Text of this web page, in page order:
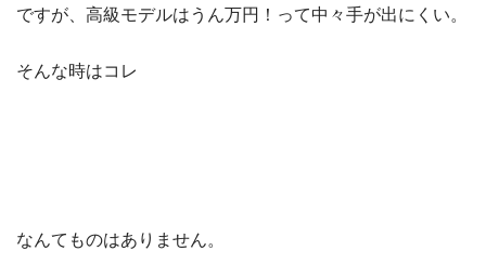
ですが、高級モデルはうん万円！って中々手が出にくい。
そんな時はコレ
なんてものはありません。